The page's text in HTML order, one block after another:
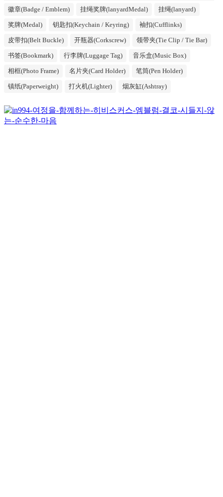
徽章(Badge / Emblem) 挂绳奖牌(lanyardMedal) 挂绳(lanyard)
奖牌(Medal) 钥匙扣(Keychain / Keyring) 袖扣(Cufflinks)
皮带扣(Belt Buckle) 开瓶器(Corkscrew) 领带夹(Tie Clip / Tie Bar)
书签(Bookmark) 行李牌(Luggage Tag) 音乐盒(Music Box)
相框(Photo Frame) 名片夹(Card Holder) 笔筒(Pen Holder)
镇纸(Paperweight) 打火机(Lighter) 烟灰缸(Ashtray)